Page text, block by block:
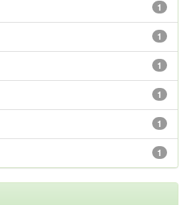
1
1
1
1
1
1